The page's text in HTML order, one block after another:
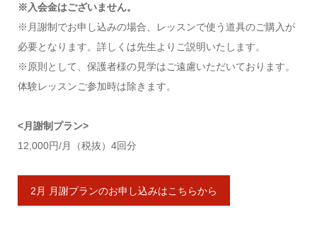
※入会金はございません。
※月謝制でお申し込みの場合、レッスンで使う道具のご購入が
必要となります。詳しくは先生よりご説明いたします。
※原則として、保護者様の見学はご遠慮いただいております。
体験レッスンご参加時は除きます。
<月謝制プラン>
12,000円/月（税抜）4回分
2月 月謝プランのお申し込みはこちらから